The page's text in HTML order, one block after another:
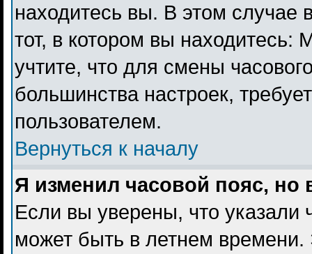
находитесь вы. В этом случае
тот, в котором вы находитесь:
учтите, что для смены
большинства настроек,
пользователем.
Вернуться к началу
Я изменил часовой пояс, но
Если вы уверены, что указали
может быть в летнем